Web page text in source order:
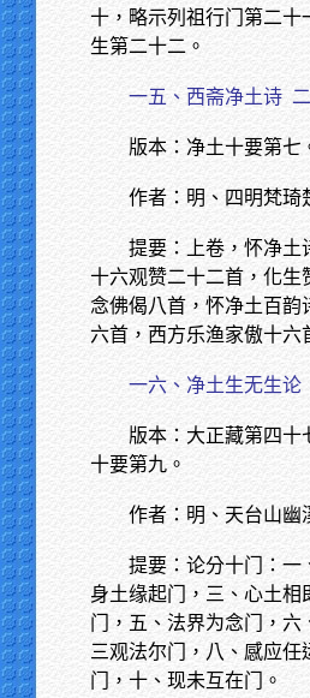
十，略示列祖行门第二十
生第二十二。
一五、西斋净土诗
版本：净土十要第七
作者：明、四明梵琦
提要：上卷，怀净土
十六观赞二十二首，化生
念佛偈八首，怀净土百韵
六首，西方乐渔家傲十六
一六、净土生无生论
版本：大正藏第四十
十要第九。
作者：明、天台山幽
提要：论分十门：一
身土缘起门，三、心土相
门，五、法界为念门，六
三观法尔门，八、感应任
门，十、现未互在门。